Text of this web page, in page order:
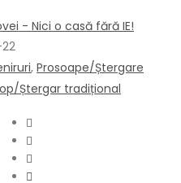
- Nici o casă fără IE!
, Prosoape/Ștergare
Ștergar tradițional